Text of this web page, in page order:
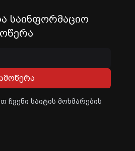
საინფორმაციო
ჩვენი საიტის მოხმარების